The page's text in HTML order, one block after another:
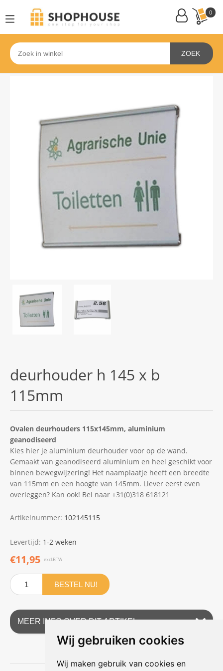
Wij gebruiken cookies
Wij maken gebruik van cookies en
0
ZOEK
deurhouder h 145 x b
115mm
Ovalen deurhouders 115x145mm, aluminium
geanodiseerd
Kies hier je aluminium deurhouder voor op de wand.
Gemaakt van geanodiseerd aluminium en heel geschikt voor
binnen bewegwijzering! Het naamplaatje heeft een breedte
van 115mm en een hoogte van 145mm. Liever eerst even
overleggen? Kan ook! Bel naar +31(0)318 618121
Artikelnummer: 102145115
Levertijd: 1-2 weken
€11,95 excl.BTW
BESTEL NU!
MEER INFO OVER DIT ARTIKEL